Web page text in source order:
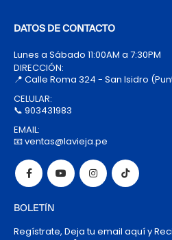
DATOS DE CONTACTO
Lunes a Sábado 11:00AM a 7:30PM
DIRECCIÓN:
📍 Calle Roma 324 - San Isidro
CELULAR:
📞 903431983
EMAIL:
📧 ventas@lavieja.pe
BOLETÍN
Regístrate, Deja tu email aquí y